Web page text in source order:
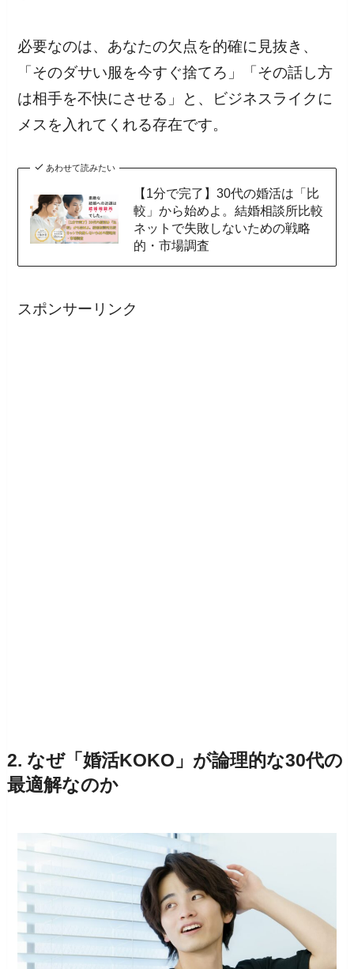
必要なのは、あなたの欠点を的確に見抜き、
「そのダサい服を今すぐ捨てろ」「その話し方
は相手を不快にさせる」と、ビジネスライクに
メスを入れてくれる存在です。
あわせて読みたい
【1分で完了】30代の婚活は「比
較」から始めよ。結婚相談所比較
ネットで失敗しないための戦略
的・市場調査
スポンサーリンク
2. なぜ「婚活KOKO」が論理的な30代の
最適解なのか